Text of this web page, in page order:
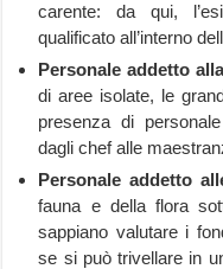
carente: da qui,
qualificato all’interno
Personale addetto
di aree isolate, le
presenza di
dagli chef alle
Personale addetto
fauna e della flora
sappiano valutare i
se si può trivellare in